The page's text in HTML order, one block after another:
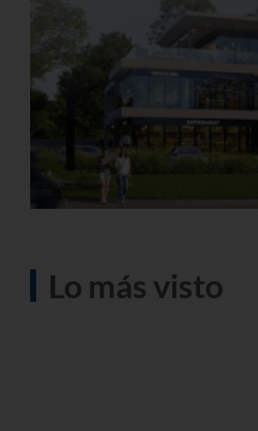
Lo más visto